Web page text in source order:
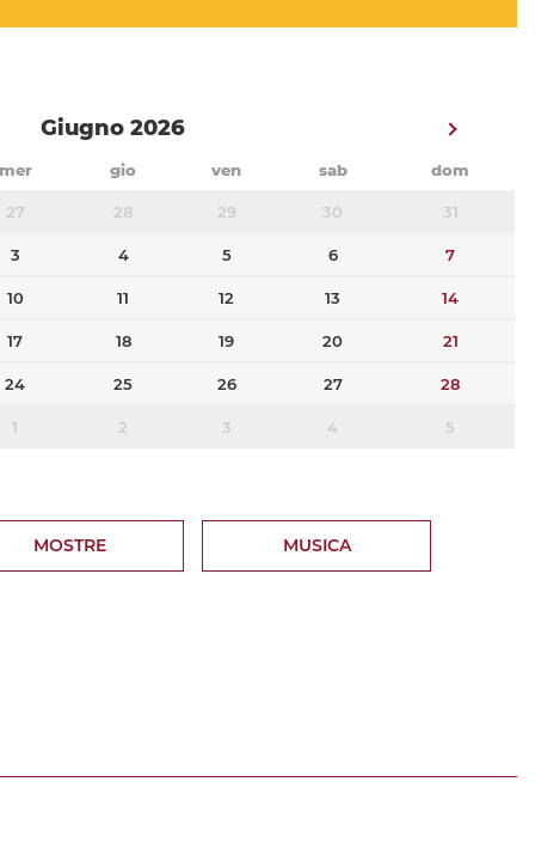
Giugno 2026
mer gio ven sab dom
27 28 29 30 31
3 4 5 6 7
10 11 12 13 14
17 18 19 20 21
24 25 26 27 28
1 2 3 4 5
MOSTRE MUSICA